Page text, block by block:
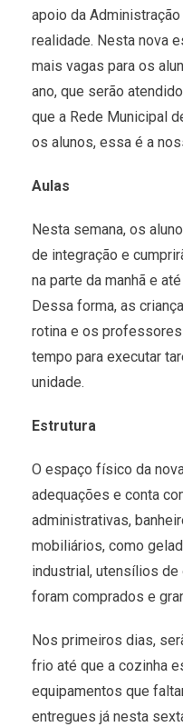
apoio da
realidade. Nesta nova
mais vagas para os
ano, que serão
que a Rede Municipal
os alunos, essa é a
Aulas
Nesta semana, os
de integração e
na parte da manhã e
Dessa forma, as
rotina e os
tempo para executar
unidade.
Estrutura
O espaço físico da
adequações e conta
administrativas,
mobiliários, como
industrial, utensílios
foram comprados e
Nos primeiros dias,
frio até que a cozinha
equipamentos que
entregues já nesta